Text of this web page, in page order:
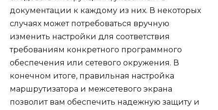
документации к каждому из них. В некоторых
случаях может потребоваться вручную
изменить настройки для соответствия
требованиям конкретного программного
обеспечения или сетевого окружения. В
конечном итоге, правильная настройка
маршрутизатора и межсетевого экрана
позволит вам обеспечить надежную защиту и